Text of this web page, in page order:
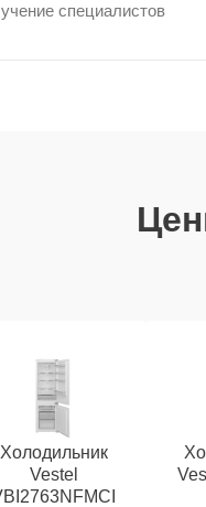
специалистов
Холодильник
Vestel